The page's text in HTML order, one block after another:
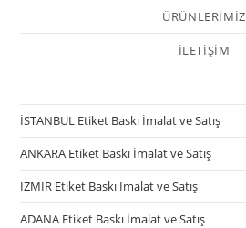
ÜRÜNLERİMİZ
İLETİŞİM
İSTANBUL Etiket Baskı İmalat ve Satış
ANKARA Etiket Baskı İmalat ve Satış
İZMİR Etiket Baskı İmalat ve Satış
ADANA Etiket Baskı İmalat ve Satış